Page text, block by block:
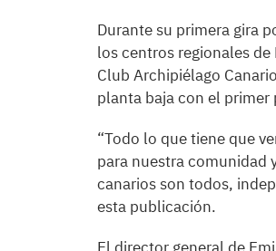
Durante su primera gira
los centros regionales
Club Archipiélago
planta baja con el primer
“Todo lo que tiene que
para nuestra comunidad
canarios son todos,
esta publicación.